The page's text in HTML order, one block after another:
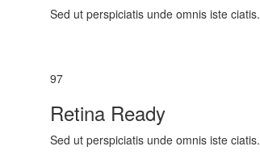
Sed ut perspiciatis unde omnis iste ciatis.
97
Retina Ready
Sed ut perspiciatis unde omnis iste ciatis.